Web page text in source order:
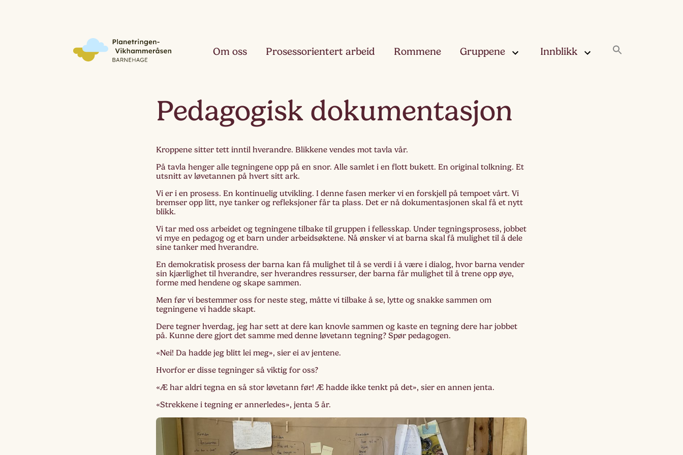
Om oss Prosessorientert arbeid Rommene Gruppene
Ettåringen
Rukleskya –
Slørskya –
Femåringen
Innblikk
Fjærskyan
Rukleskyan
Slørskyan
Lagskyan
Pedagogisk dokumentasjon
Kroppene sitter tett inntil hverandre. Blikkene vendes mot tavla vår.
På tavla henger alle tegningene opp på en snor. Alle samlet i en flott bukett. En original tolkning. Et
utsnitt av løvetannen på hvert sitt ark.
Vi er i en prosess. En kontinuelig utvikling. I denne fasen merker vi en forskjell på tempoet vårt. Vi
bremser opp litt, nye tanker og refleksjoner får ta plass. Det er nå dokumentasjonen skal få et nytt
blikk.
Vi tar med oss arbeidet og tegningene tilbake til gruppen i fellesskap. Under tegningsprosess, jobbet
vi mye en pedagog og et barn under arbeidsøktene. Nå ønsker vi at barna skal få mulighet til å dele
sine tanker med hverandre.
En demokratisk prosess der barna kan få mulighet til å se verdi i å være i dialog, hvor barna vender
sin kjærlighet til hverandre, ser hverandres ressurser, der barna får mulighet til å trene opp øye,
forme med hendene og skape sammen.
Men før vi bestemmer oss for neste steg, måtte vi tilbake å se, lytte og snakke sammen om
tegningene vi hadde skapt.
Dere tegner hverdag, jeg har sett at dere kan knovle sammen og kaste en tegning dere har jobbet
på. Kunne dere gjort det samme med denne løvetann tegning? Spør pedagogen.
«Nei! Da hadde jeg blitt lei meg», sier ei av jentene.
Hvorfor er disse tegninger så viktig for oss?
«Æ har aldri tegna en så stor løvetann før! Æ hadde ikke tenkt på det», sier en annen jenta.
«Strekkene i tegning er annerledes», jenta 5 år.